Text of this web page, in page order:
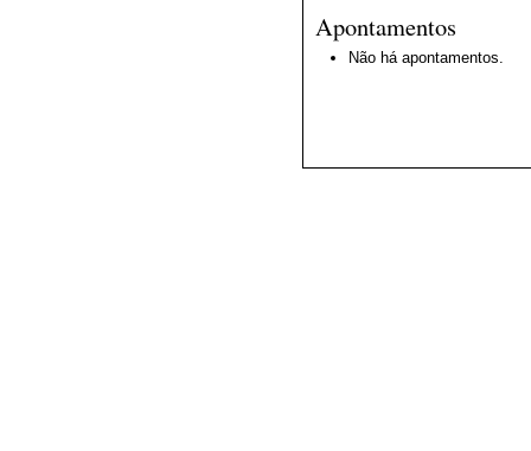
Apontamentos
Não há apontamentos.